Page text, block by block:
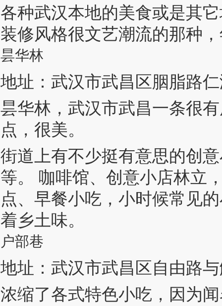
各种武汉本地的美食或是其
装修风格很文艺潮流的那种
昙华林
地址：武汉市武昌区胭脂路
昙华林，武汉市武昌一条很
点，很美。
街道上有不少挺有意思的创
等。 咖啡馆、创意小店林立
点、早餐小吃，小时候常见
着乡土味。
户部巷
地址：武汉市武昌区自由路
浓缩了各式特色小吃，因为